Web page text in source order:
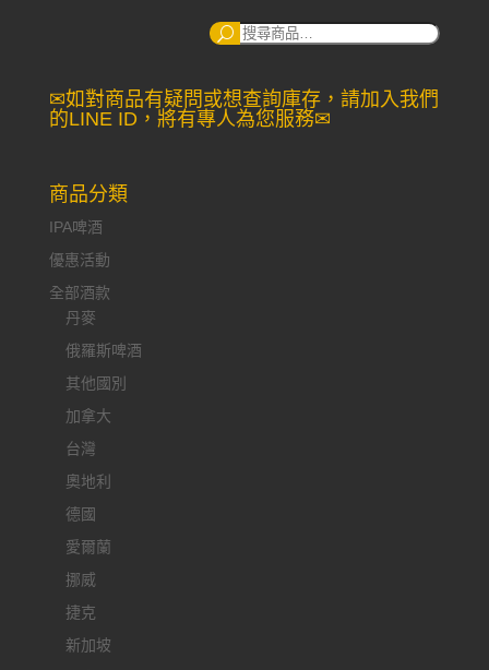
搜
✉如對商品有疑問或想查詢庫存，請加入我們
的LINE ID，將有專人為您服務✉
商品分類
IPA啤酒
優惠活動
全部酒款
丹麥
俄羅斯啤酒
其他國別
加拿大
台灣
奧地利
德國
愛爾蘭
挪威
捷克
新加坡